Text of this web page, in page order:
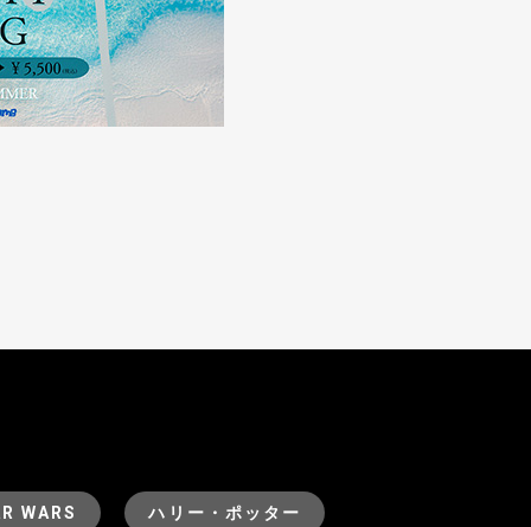
WARS ハリー・ポッター